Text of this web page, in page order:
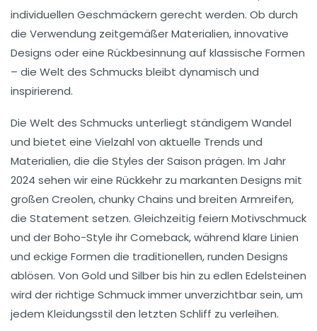
individuellen Geschmäckern gerecht werden. Ob durch
die Verwendung zeitgemäßer Materialien, innovative
Designs oder eine Rückbesinnung auf klassische Formen
– die Welt des Schmucks bleibt dynamisch und
inspirierend.
Die Welt des Schmucks unterliegt ständigem Wandel
und bietet eine Vielzahl von aktuelle Trends und
Materialien, die die Styles der Saison prägen. Im Jahr
2024 sehen wir eine Rückkehr zu markanten Designs mit
großen Creolen,chunky Chains und breiten Armreifen,
die Statement setzen. Gleichzeitig feiern Motivschmuck
und derBoho-Style ihr Comeback, während klare Linien
und eckige Formen die traditionellen, runden Designs
ablösen. Von Gold und Silberbis hin zu edlen Edelsteinen
wird der richtige Schmuckimmer unverzichtbar sein, um
jedem Kleidungsstil den letzten Schliff zu verleihen.